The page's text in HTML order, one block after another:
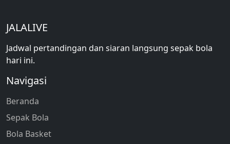
JALALIVE
Jadwal pertandingan dan siaran langsung sepak bola
hari ini.
Navigasi
Beranda
Sepak Bola
Bola Basket